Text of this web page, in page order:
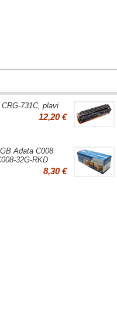
731C, plavi
12,20 €
Adata C008
32G-RKD
8,30 €